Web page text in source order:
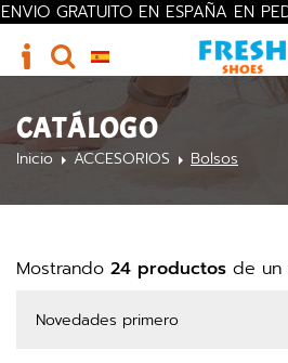
ENVIO GRATUITO EN ESPAÑA EN
CATÁLOGO
Inicio ACCESORIOS Bolsos
Mostrando 24 productos de un